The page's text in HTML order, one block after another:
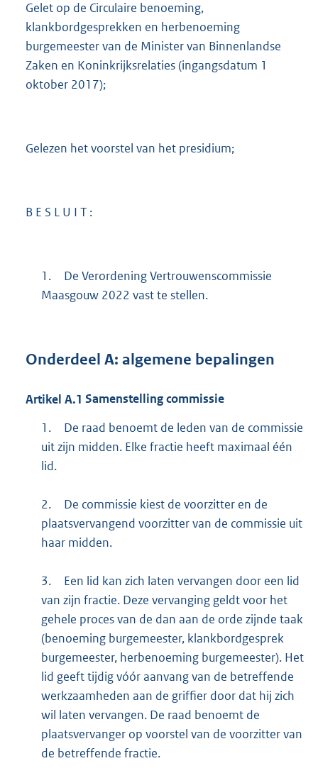
Gelet op de Circulaire benoeming,
klankbordgesprekken en herbenoeming
burgemeester van de Minister van Binnenlandse
Zaken en Koninkrijksrelaties (ingangsdatum 1
oktober 2017);
Gelezen het voorstel van het presidium;
B E S L U I T :
1.
De Verordening Vertrouwenscommissie
Maasgouw 2022 vast te stellen.
Onderdeel A: algemene bepalingen
Artikel A.1 Samenstelling commissie
1.
De raad benoemt de leden van de commissie
uit zijn midden. Elke fractie heeft maximaal één
lid.
2.
De commissie kiest de voorzitter en de
plaatsvervangend voorzitter van de commissie uit
haar midden.
3.
Een lid kan zich laten vervangen door een lid
van zijn fractie. Deze vervanging geldt voor het
gehele proces van de dan aan de orde zijnde taak
(benoeming burgemeester, klankbordgesprek
burgemeester, herbenoeming burgemeester). Het
lid geeft tijdig vóór aanvang van de betreffende
werkzaamheden aan de griffier door dat hij zich
wil laten vervangen. De raad benoemt de
plaatsvervanger op voorstel van de voorzitter van
de betreffende fractie.